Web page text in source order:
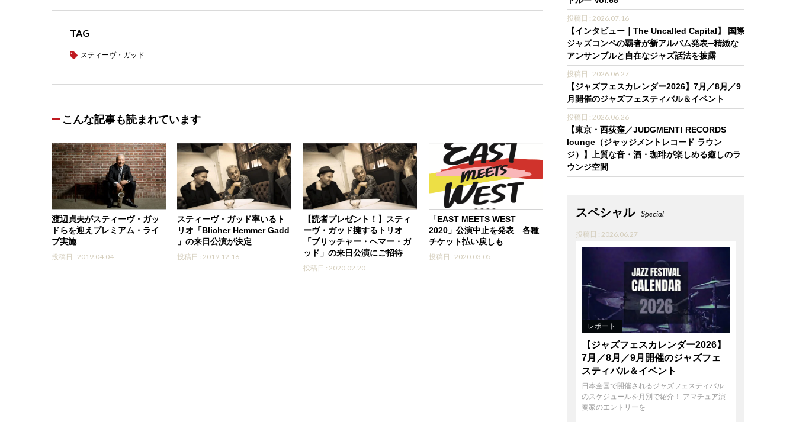
TAG
スティーヴ・ガッド
こんな記事も読まれています
渡辺貞夫がスティーヴ・ガッ
ドらを迎えプレミアム・ライ
ブ実施
投稿日 : 2019.04.04
スティーヴ・ガッド率いるト
リオ「Blicher Hemmer Gadd
」の来日公演が決定
投稿日 : 2019.12.16
【読者プレゼント！】スティ
ーヴ・ガッド擁するトリオ
「ブリッチャー・ヘマー・ガ
ッド」の来日公演にご招待
投稿日 : 2020.02.20
「EAST MEETS WEST
2020」公演中止を発表 各種
チケット払い戻しも
投稿日 : 2020.03.05
投稿日 : 2026.07.16
【インタビュー｜The Uncalled Capital】 国際
ジャズコンペの覇者が新アルバム発表─精緻な
アンサンブルと自在なジャズ話法を披露
投稿日 : 2026.06.27
【ジャズフェスカレンダー2026】7月／8月／9
月開催のジャズフェスティバル＆イベント
投稿日 : 2026.06.26
【東京・西荻窪／JUDGMENT! RECORDS
lounge（ジャッジメントレコード ラウン
ジ）】上質な音・酒・珈琲が楽しめる癒しのラ
ウンジ空間
スペシャル Special
投稿日 : 2026.06.27
レポート
【ジャズフェスカレンダー2026】
7月／8月／9月開催のジャズフェ
スティバル＆イベント
日本全国で開催されるジャズフェスティバル
のスケジュールを月別で紹介！ アマチュア演
奏家のエントリーを･･･